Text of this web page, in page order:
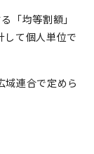
「均等割額」
して個人単位で
域連合で定めら